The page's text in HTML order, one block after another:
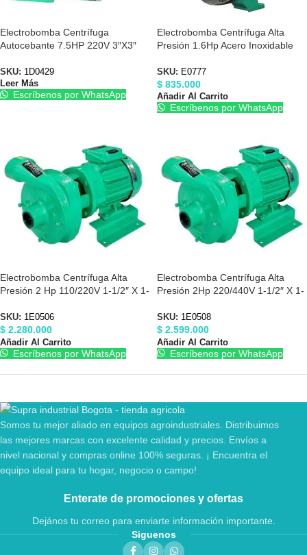
Electrobomba Centrífuga
Autocebante 7.5HP 220V 3″X3″
SKU: 1D0429
Leer Más
Escríbenos por WhatsApp
Electrobomba Centrífuga Alta
Presión 1.6Hp Acero Inoxidable
SKU: E0777
$ 835.000
Añadir Al Carrito
Escríbenos por WhatsApp
Electrobomba Centrífuga Alta
Presión 2 Hp 110/220V 1-1/2″ X 1-
SKU: 1E0506
$ 2.280.000
Añadir Al Carrito
Escríbenos por WhatsApp
Electrobomba Centrífuga Alta
Presión 2Hp 220/440V 1-1/2″ X 1-
SKU: 1E0508
$ 2.599.000
Añadir Al Carrito
Escríbenos por WhatsApp
Somos tu mejor aliado en equipos agroindustriales. Distribuimos
las mejores marcas con excelente calidad y precios. Envíos a
nivel nacional y compras online 100% seguras. ¡ Encuentra el
equipo ideal para tu hogar, negocio o campo!
Enterate de promociones y ofertas
Dejános tu correo para enviarte información importante.
Siguenos